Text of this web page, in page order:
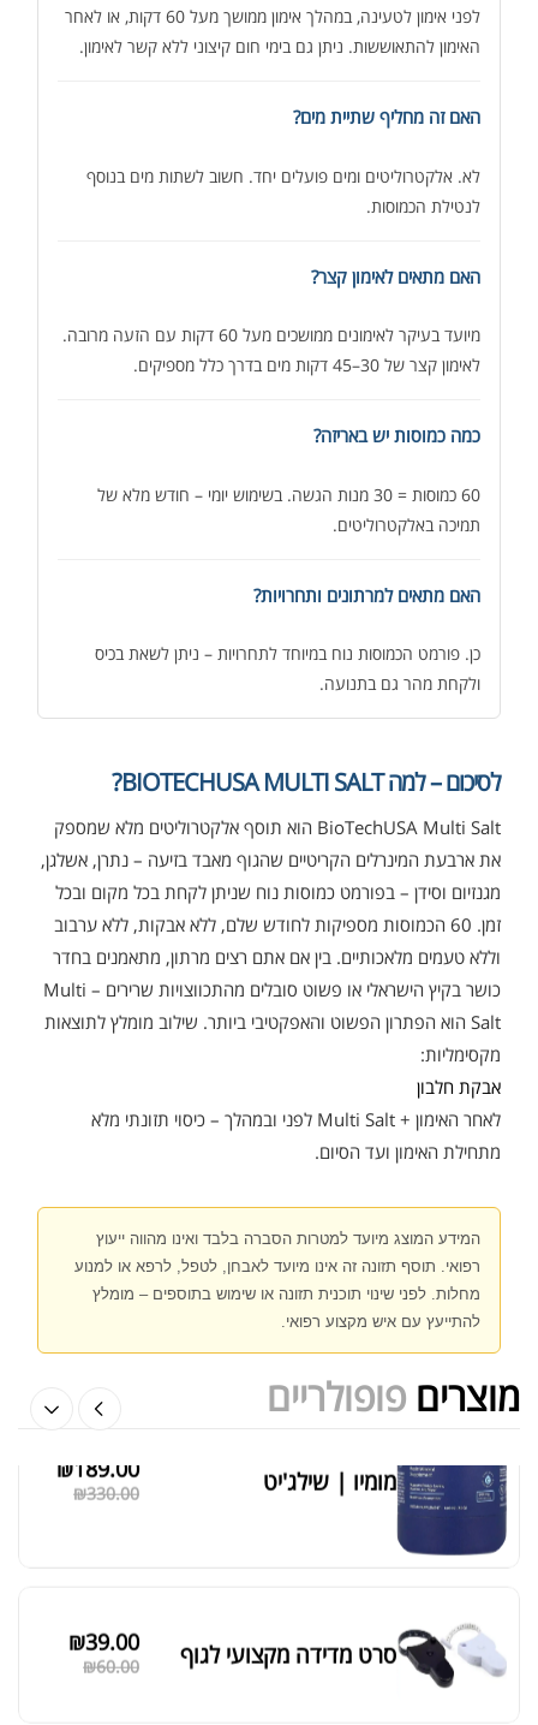
לפני אימון לטעינה, במהלך אימון ממושך מעל 60 דקות, או לאחר
האימון להתאוששות. ניתן גם בימי חום קיצוני ללא קשר לאימון.
האם זה מחליף שתיית מים?
לא. אלקטרוליטים ומים פועלים יחד. חשוב לשתות מים בנוסף
לנטילת הכמוסות.
האם מתאים לאימון קצר?
מיועד בעיקר לאימונים ממושכים מעל 60 דקות עם הזעה מרובה.
לאימון קצר של 30–45 דקות מים בדרך כלל מספיקים.
כמה כמוסות יש באריזה?
60 כמוסות = 30 מנות הגשה. בשימוש יומי – חודש מלא של
תמיכה באלקטרוליטים.
האם מתאים למרתונים ותחרויות?
כן. פורמט הכמוסות נוח במיוחד לתחרויות – ניתן לשאת בכיס
ולקחת מהר גם בתנועה.
לסיכום – למה BIOTECHUSA MULTI SALT?
BioTechUSA Multi Salt הוא תוסף אלקטרוליטים מלא שמספק
את ארבעת המינרלים הקריטיים שהגוף מאבד בזיעה – נתרן, אשלגן,
מגנזיום וסידן – בפורמט כמוסות נוח שניתן לקחת בכל מקום ובכל
זמן. 60 הכמוסות מספיקות לחודש שלם, ללא אבקות, ללא ערבוב
וללא טעמים מלאכותיים. בין אם אתם רצים מרתון, מתאמנים בחדר
כושר בקיץ הישראלי או פשוט סובלים מהתכווצויות שרירים – Multi
Salt הוא הפתרון הפשוט והאפקטיבי ביותר. שילוב מומלץ לתוצאות
מקסימליות:
אבקת חלבון
לאחר האימון + Multi Salt לפני ובמהלך – כיסוי תזונתי מלא
מתחילת האימון ועד הסיום.
המידע המוצג מיועד למטרות הסברה בלבד ואינו מהווה ייעוץ
רפואי. תוסף תזונה זה אינו מיועד לאבחן, לטפל, לרפא או למנוע
מחלות. לפני שינוי תוכנית תזונה או שימוש בתוספים – מומלץ
להתייעץ עם איש מקצוע רפואי.
מוצרים פופולריים
מציג 1–6 מתוך 524 תוצאות
סידור ברירת מחדל
אבקת חלבון כשרה ₪320.00
₪239.00
₪40.00
אבקת חלבון הידרוליזט איזולט
₪500.00
₪369.00
מומיו | שילג'יט ₪330.00
₪189.00
סרט מדידה מקצועי לגוף ₪60.00
₪39.00